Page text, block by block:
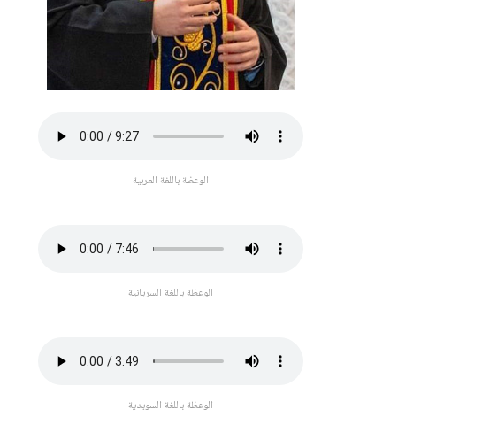
الوعظة باللغة العربية
الوعظة باللغة السريانية
الوعظة باللغة السويدية